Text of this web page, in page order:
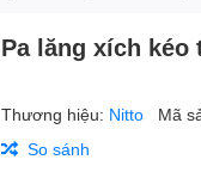
Pa lăng xích kéo
Thương hiệu: Nitto Mã
So sánh